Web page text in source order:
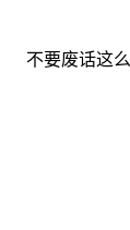
不要废话这